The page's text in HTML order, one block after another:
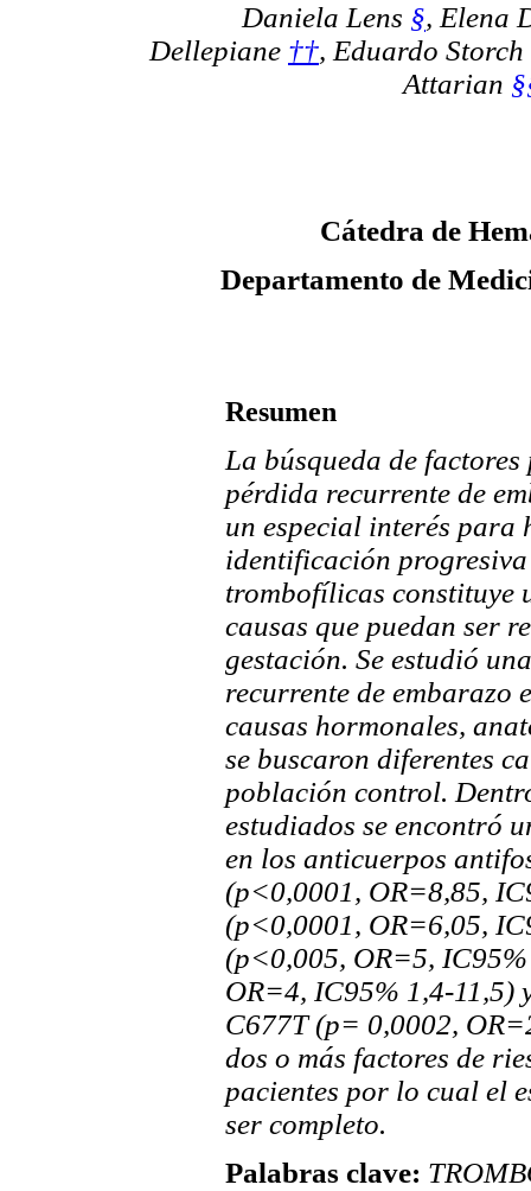
Daniela Lens §, Elena
Dellepiane ††, Eduardo Storch
Attarian
Cátedra de
Departamento de
Resumen
La búsqueda de
pérdida recurrente de
un especial interés para
identificación progresiva
trombofílicas constituye
causas que puedan ser
gestación. Se estudió
recurrente de embarazo
causas hormonales,
se buscaron diferentes
población control.
estudiados se encontró
en los anticuerpos
(p<0,0001, OR=8,85,
(p<0,0001, OR=6,05,
(p<0,005, OR=5,
OR=4, IC95% 1,4-11,5)
C677T (p= 0,0002,
dos o más factores de
pacientes por lo cual el
ser completo.
Palabras clave: